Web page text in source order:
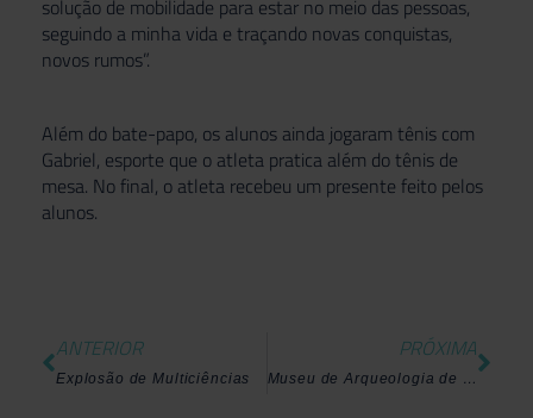
solução de mobilidade para estar no meio das pessoas,
seguindo a minha vida e traçando novas conquistas,
novos rumos”.
Além do bate-papo, os alunos ainda jogaram tênis com
Gabriel, esporte que o atleta pratica além do tênis de
mesa. No final, o atleta recebeu um presente feito pelos
alunos.
ANTERIOR
Explosão de Multiciências
PRÓXIMA
Museu de Arqueologia de Itaipu